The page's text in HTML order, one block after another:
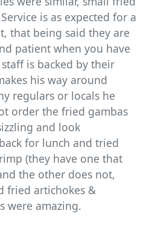
is as expected for a
that being said they are
patient when you have
is backed by their
his way around
regulars or locals he
order the fried gambas
and look
for lunch and tried
(they have one that
the other does not,
fried artichokes &
were amazing.